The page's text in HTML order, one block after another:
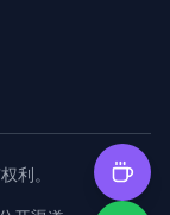
利。